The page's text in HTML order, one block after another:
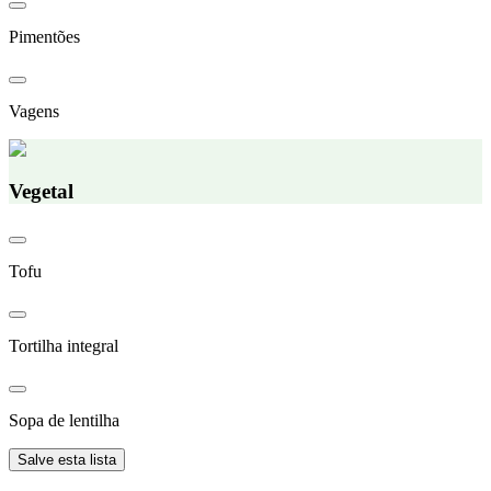
Pimentões
Vagens
Vegetal
Tofu
Tortilha integral
Sopa de lentilha
Salve esta lista